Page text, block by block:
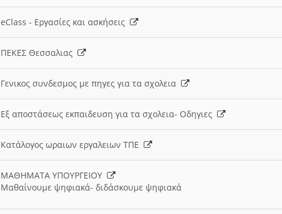
eClass - Εργασίες και ασκήσεις
ΠΕΚΕΣ Θεσσαλιας
Γενικος συνδεσμος με πηγες για τα σχολεια
Εξ αποστάσεως εκπαιδευση για τα σχολεια- Οδηγιες
Κατάλογος ωραιων εργαλειων ΤΠΕ
ΜΑΘΗΜΑΤΑ ΥΠΟΥΡΓΕΙΟΥ
Μαθαίνουμε ψηφιακά- διδάσκουμε ψηφιακά